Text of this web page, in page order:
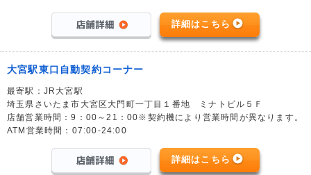
詳細はこちら
大宮駅東口自動契約コーナー
最寄駅：JR大宮駅
埼玉県さいたま市大宮区大門町一丁目１番地 ミナトビル５Ｆ
店舗営業時間：9：00～21：00※契約機により営業時間が異なります。
ATM営業時間：07:00-24:00
詳細はこちら